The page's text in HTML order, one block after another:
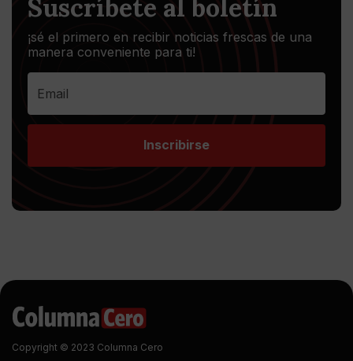
Suscríbete al boletín
¡sé el primero en recibir noticias frescas de una
manera conveniente para ti!
Inscribirse
Copyright © 2023 Columna Cero